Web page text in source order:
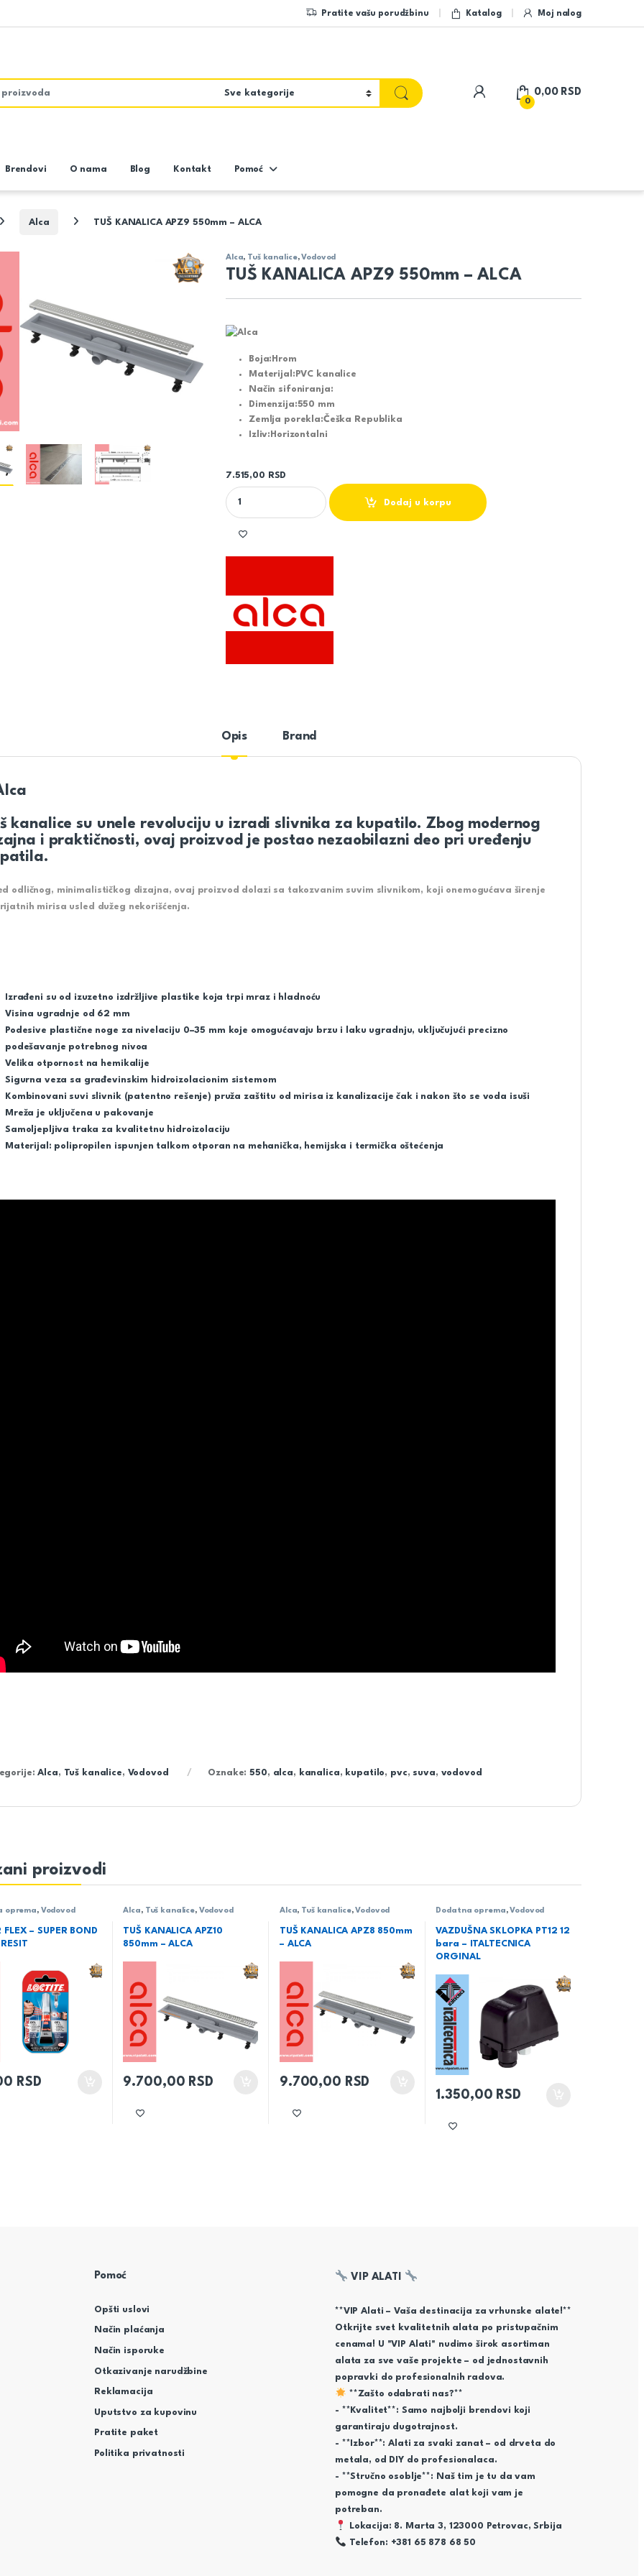
Pratite vašu porudžbinu Katalog Moj nalog
My Account
0
0,00 RSD
Brendovi O nama Blog Kontakt Pomoć
Alca TUŠ KANALICA APZ9 550mm – ALCA
Alca, Tuš kanalice,Vodovod
TUŠ KANALICA APZ9 550mm – ALCA
Boja: Hrom
Materijal: PVC kanalice
Način sifoniranja:
Dimenzija:550 mm
Zemlja porekla:Češka Republika
Izliv: Horizontalni
7.515,00
RSD
TUŠ KANALICA APZ9 550mm - ALCA quantity
Dodaj u korpu
Opis Brand
kanalice su unele revoluciju u izradi slivnika za kupatilo. Zbog modernog
i praktičnosti, ovaj proizvod je postao nezaobilazni deo pri uređenju
odličnog, minimalističkog dizajna, ovaj proizvod dolazi sa takozvanim suvim slivnikom,
koji onemogućava širenje
mirisa usled dužeg nekorišćenja.
Izrađeni su od izuzetno izdržljive plastike koja trpi mraz i hladnoću
Visina ugradnje od 62 mm
Podesive plastične noge za nivelaciju 0–35 mm koje omogućavaju brzu i laku ugradnju, uključujući precizno
podešavanje potrebnog nivoa
Velika otpornost na hemikalije
Sigurna veza sa građevinskim hidroizolacionim sistemom
Kombinovani suvi slivnik (patentno rešenje) pruža zaštitu od mirisa iz kanalizacije čak i nakon što se voda isuši
Mreža je uključena u pakovanje
Samoljepljiva traka za kvalitetnu hidroizolaciju
Materijal: polipropilen ispunjen talkom otporan na mehanička, hemijska i termička oštećenja
Alca, Tuš kanalice, Vodovod Oznake:550, alca, kanalica, kupatilo, pvc, suva, vodovod
proizvodi
oprema, Vodovod
FLEX – SUPER BOND
RSD
Alca, Tuš kanalice, Vodovod
TUŠ KANALICA APZ10
850mm – ALCA
9.700,00 RSD
Alca, Tuš kanalice,Vodovod
TUŠ KANALICA APZ8 850mm
– ALCA
9.700,00 RSD
Dodatna oprema,Vodovod
VAZDUŠNA SKLOPKA PT12 12
bara – ITALTECNICA
ORGINAL
1.350,00 RSD
Pomoć
Opšti uslovi
Način plaćanja
Način isporuke
Otkazivanje narudžbine
Reklamacija
Uputstvo za kupovinu
Pratite paket
Politika privatnosti
VIP ALATI
**VIP Alati – Vaša destinacija za vrhunske alate!**
Otkrijte svet kvalitetnih alata po pristupačnim
cenama! U "VIP Alati" nudimo širok asortiman
alata za sve vaše projekte – od jednostavnih
popravki do profesionalnih radova.
**Zašto odabrati nas?**
- **Kvalitet**: Samo najbolji brendovi koji
garantiraju dugotrajnost.
- **Izbor**: Alati za svaki zanat – od drveta do
metala, od DIY do profesionalaca.
- **Stručno osoblje**: Naš tim je tu da vam
pomogne da pronađete alat koji vam je
potreban.
Lokacija: 8. Marta 3, 123000 Petrovac, Srbija
Telefon: +381 65 878 68 50